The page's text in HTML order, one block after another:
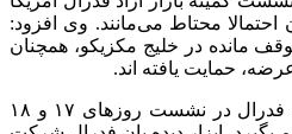
محتاط می‌مانند. وی افزود:
مانده در خلیج مکزیکو، همچنان
حمایت یافته اند.
انتظار می‌رود کمیته بازار آزاد فدرال در نشست روزهای ۱۷ و ۱۸